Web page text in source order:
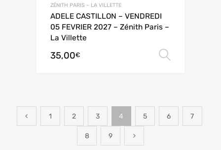
ZÉNITH PARIS – LA VILLETTE
ADELE CASTILLON – VENDREDI
05 FEVRIER 2027 – Zénith Paris –
La Villette
35,00€
1 2 3 4 5 6 7
8 9